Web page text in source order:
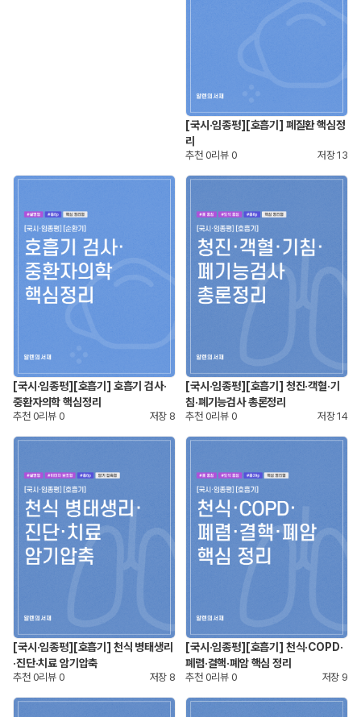
[국시·임종평][호흡기] 폐질환 핵심정
리
추천 0리뷰 0 저장13
[국시·임종평][호흡기] 호흡기 검사·
중환자의학 핵심정리
추천 0리뷰 0 저장 8
[국시·임종평][호흡기] 청진·객혈·기
침·폐기능검사 총론정리
추천 0리뷰 0 저장14
[국시·임종평][호흡기] 천식 병태생리
·진단·치료 암기압축
추천 0리뷰 0 저장 8
[국시·임종평][호흡기] 천식·COPD·
폐렴·결핵·폐암 핵심 정리
추천 0리뷰 0 저장 9